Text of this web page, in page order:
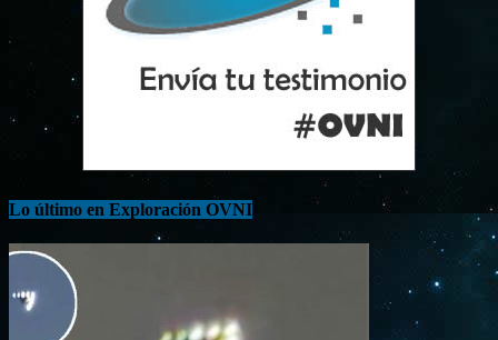
Lo último en Exploración OVNI